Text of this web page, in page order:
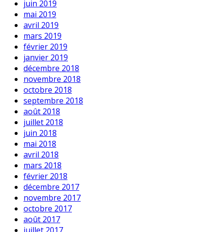
juin 2019
mai 2019
avril 2019
mars 2019
février 2019
janvier 2019
décembre 2018
novembre 2018
octobre 2018
septembre 2018
août 2018
juillet 2018
juin 2018
mai 2018
avril 2018
mars 2018
février 2018
décembre 2017
novembre 2017
octobre 2017
août 2017